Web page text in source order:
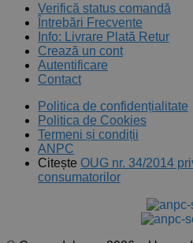
Verifică status comandă
Întrebări Frecvente
Info: Livrare Plată Retur
Crează un cont
Autentificare
Contact
Politica de confidențialitate
Politica de Cookies
Termeni și condiții
ANPC
Citește OUG nr. 34/2014
consumatorilor